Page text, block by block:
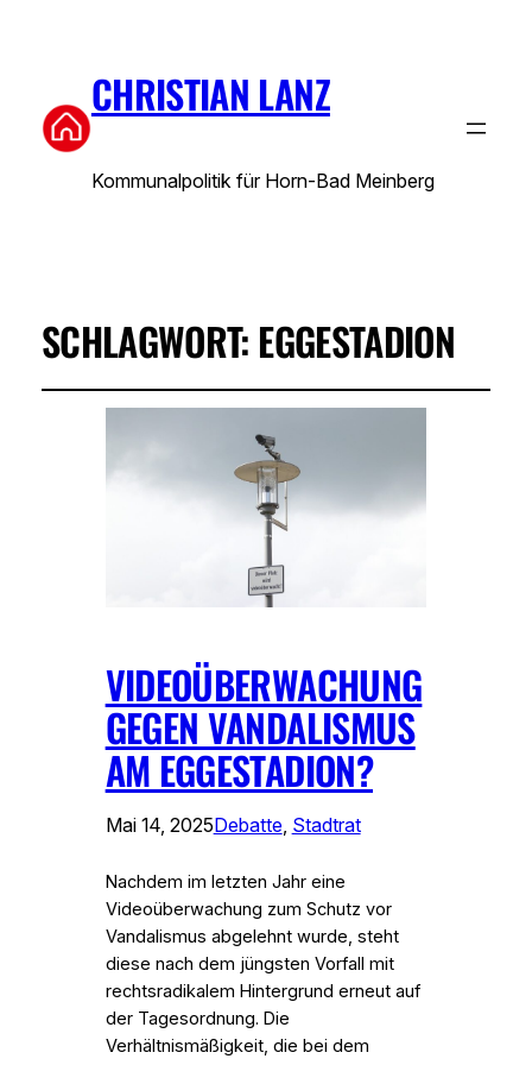
CHRISTIAN LANZ
Kommunalpolitik für Horn-Bad Meinberg
SCHLAGWORT: EGGESTADION
VIDEOÜBERWACHUNG
GEGEN VANDALISMUS
AM EGGESTADION?
Mai 14, 2025Debatte, Stadtrat
Nachdem im letzten Jahr eine
Videoüberwachung zum Schutz vor
Vandalismus abgelehnt wurde, steht
diese nach dem jüngsten Vorfall mit
rechtsradikalem Hintergrund erneut auf
der Tagesordnung. Die
Verhältnismäßigkeit, die bei dem